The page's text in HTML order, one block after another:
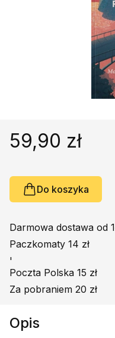
Książki obcojęzyczne
Poradniki, leksykony...
Podręczniki szkolne
Promocja
59,90 zł
Do koszyka
Darmowa dostawa od
Paczkomaty 14 zł
'
Poczta Polska 15 zł
Za pobraniem 20 zł
Opis